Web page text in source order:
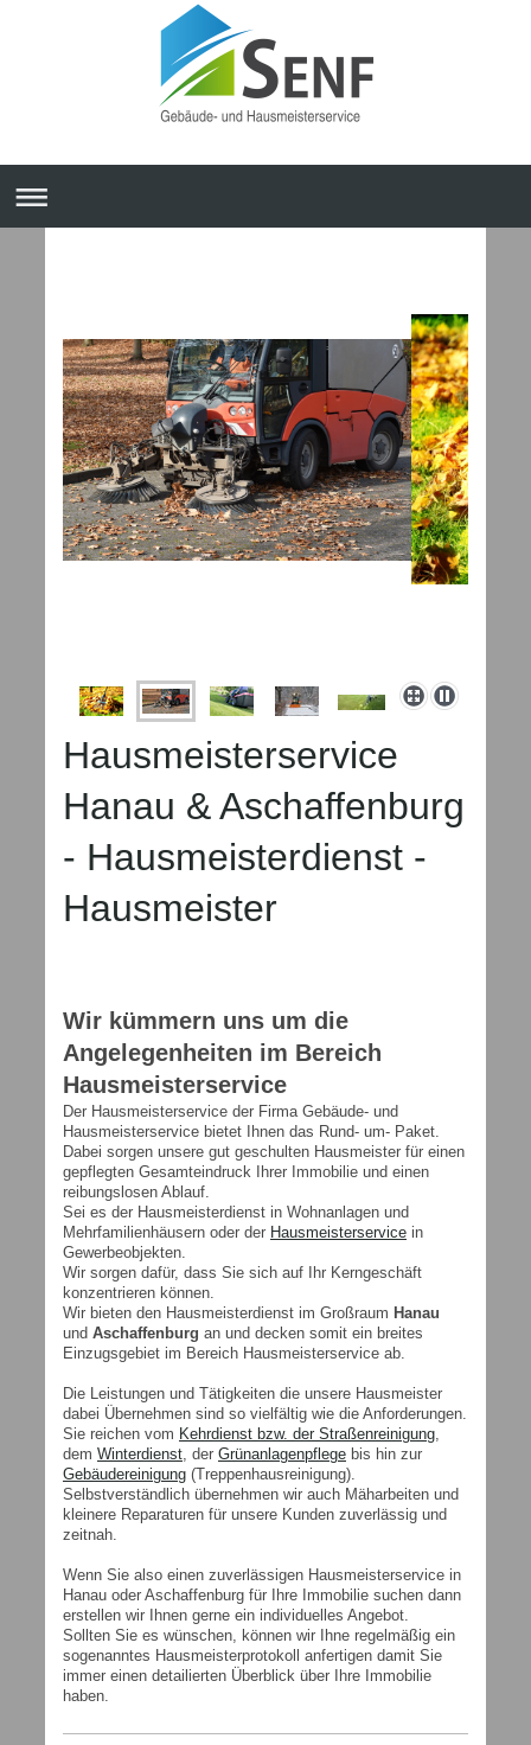
Hausmeisterservice
Hanau & Aschaffenburg
- Hausmeisterdienst -
Hausmeister
Wir kümmern uns um die
Angelegenheiten im Bereich
Hausmeisterservice
Der Hausmeisterservice der Firma Gebäude- und
Hausmeisterservice bietet Ihnen das Rund- um- Paket.
Dabei sorgen unsere gut geschulten Hausmeister für einen
gepflegten Gesamteindruck Ihrer Immobilie und einen
reibungslosen Ablauf.
Sei es der Hausmeisterdienst in Wohnanlagen und
Mehrfamilienhäusern oder der Hausmeisterservice in
Gewerbeobjekten.
Wir sorgen dafür, dass Sie sich auf Ihr Kerngeschäft
konzentrieren können.
Wir bieten den Hausmeisterdienst im Großraum Hanau
und Aschaffenburg an und decken somit ein breites
Einzugsgebiet im Bereich Hausmeisterservice ab.
Die Leistungen und Tätigkeiten die unsere Hausmeister
dabei Übernehmen sind so vielfältig wie die Anforderungen.
Sie reichen vom Kehrdienst bzw. der Straßenreinigung,
dem Winterdienst, der Grünanlagenpflege bis hin zur
Gebäudereinigung (Treppenhausreinigung).
Selbstverständlich übernehmen wir auch Mäharbeiten und
kleinere Reparaturen für unsere Kunden zuverlässig und
zeitnah.
Wenn Sie also einen zuverlässigen Hausmeisterservice in
Hanau oder Aschaffenburg für Ihre Immobilie suchen dann
erstellen wir Ihnen gerne ein individuelles Angebot.
Sollten Sie es wünschen, können wir Ihne regelmäßig ein
sogenanntes Hausmeisterprotokoll anfertigen damit Sie
immer einen detailierten Überblick über Ihre Immobilie
haben.